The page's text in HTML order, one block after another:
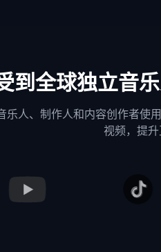
到全球独立音
乐人、制作人和内容创作者使
视频，提升